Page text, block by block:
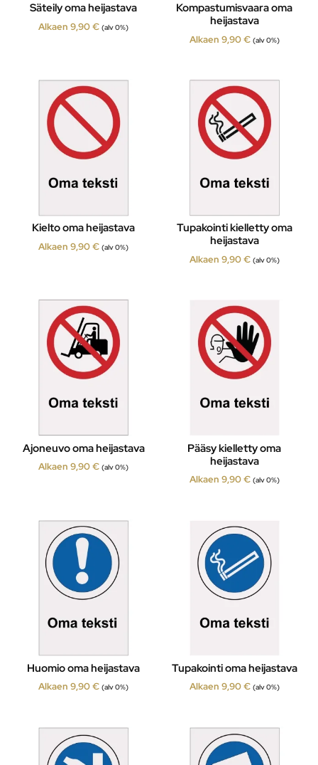
Säteily oma heijastava
Alkaen9,90€ (alv 0%)
Kompastumisvaara oma
heijastava
Alkaen 9,90€ (alv 0%)
Kielto oma heijastava
Alkaen9,90€ (alv 0%)
Tupakointi kielletty oma
heijastava
Alkaen 9,90€ (alv 0%)
Ajoneuvo oma heijastava
Alkaen9,90€ (alv 0%)
Pääsy kielletty oma
heijastava
Alkaen 9,90€ (alv 0%)
Huomio oma heijastava
Alkaen9,90€ (alv 0%)
Tupakointi oma heijastava
Alkaen 9,90€ (alv 0%)